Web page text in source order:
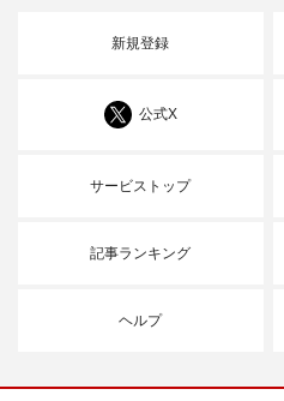
新規登録
公式X
サービストップ
記事ランキング
ヘルプ